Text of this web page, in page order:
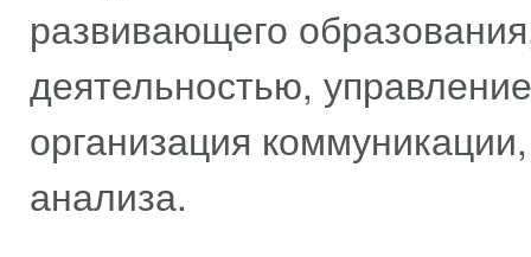
развивающего
деятельностью,
организация
анализа.